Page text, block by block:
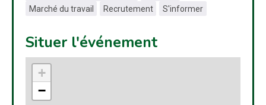
Marché du travail
Recrutement S'informer
Situer l'événement
+
−